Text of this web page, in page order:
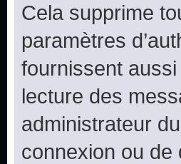
Cela supprime
paramètres
fournissent
lecture des
administrateur
connexion ou